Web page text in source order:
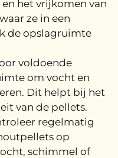
het vrijkomen van
ze in een
de opslagruimte
voldoende
om vocht en
Dit helpt bij het
van de pellets.
regelmatig
op
schimmel of